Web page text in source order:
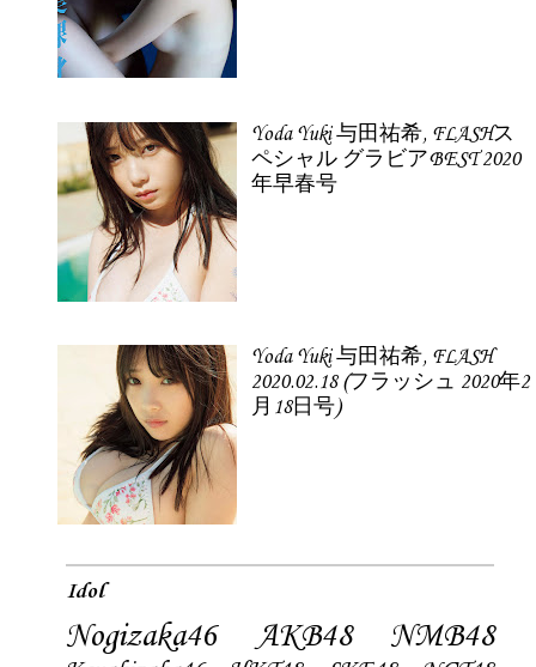
Yoda Yuki 与田祐希, FLASHス
ペシャル グラビアBEST 2020
年早春号
Yoda Yuki 与田祐希, FLASH
2020.02.18 (フラッシュ 2020年2
月18日号)
Idol
Nogizaka46 AKB48 NMB48